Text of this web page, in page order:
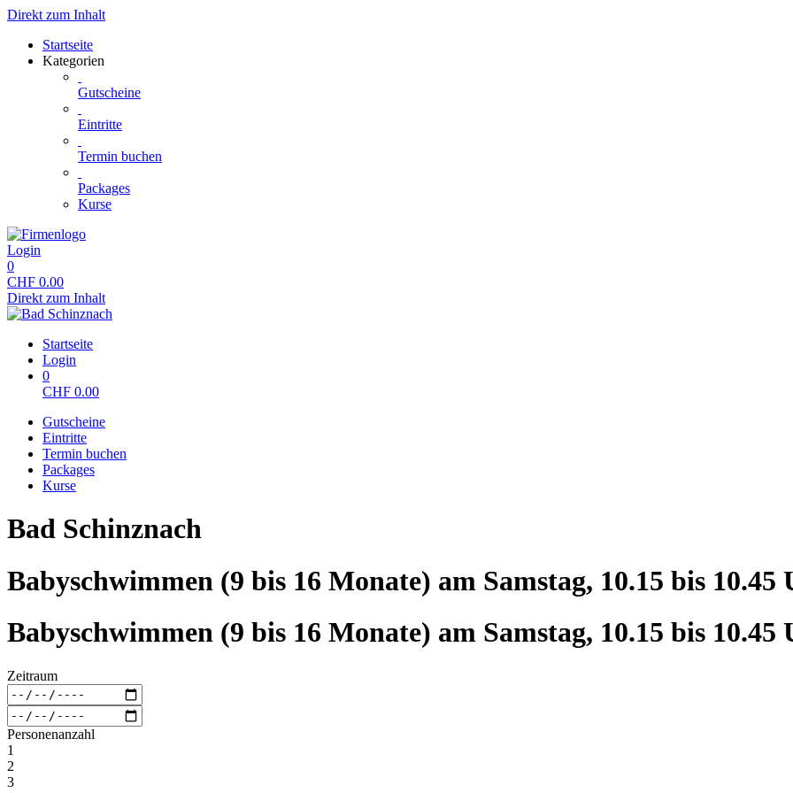
Direkt zum Inhalt
Startseite
Kategorien
Gutscheine
Eintritte
Termin buchen
Packages
Kurse
Login
0
CHF 0.00
Direkt zum Inhalt
Startseite
Login
0
CHF 0.00
Gutscheine
Eintritte
Termin buchen
Packages
Kurse
Bad Schinznach
Babyschwimmen (9 bis 16 Monate) am Samstag, 10.15 bis 10.45
Babyschwimmen (9 bis 16 Monate) am Samstag, 10.15 bis 10.45
Zeitraum
Personenanzahl
1
2
3